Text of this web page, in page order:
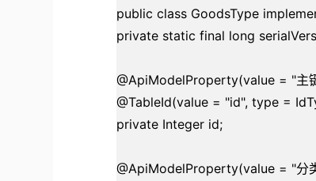
public class GoodsType
private static final long
@ApiModelProperty(value = "主
@TableId(value = "id", type =
private Integer id;
@ApiModelProperty(value = "分